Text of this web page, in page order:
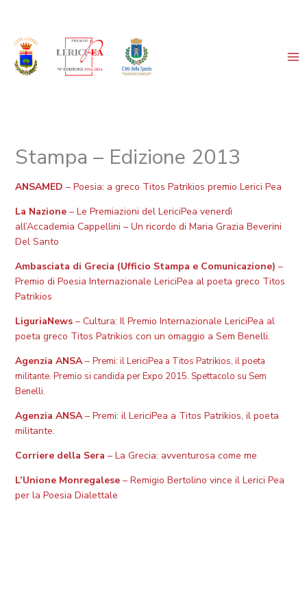
contenuto
Stampa – Edizione 2013
ANSAMED – Poesia: a greco Titos Patrikios premio Lerici Pea
La Nazione– Le Premiazioni del LericiPea venerdì
all’Accademia Cappellini – Un ricordo di Maria Grazia Beverini
Del Santo
Ambasciata di Grecia (Ufficio Stampa e Comunicazione) –
Premio di Poesia Internazionale LericiPea al poeta greco Titos
Patrikios
LiguriaNews– Cultura: Il Premio Internazionale LericiPea al
poeta greco Titos Patrikios con un omaggio a Sem Benelli.
Agenzia ANSA– Premi: il LericiPea a Titos Patrikios, il poeta
militante. Premio si candida per Expo 2015. Spettacolo su Sem
Benelli.
Agenzia ANSA– Premi: il LericiPea a Titos Patrikios, il poeta
militante.
Corriere della Sera – La Grecia: avventurosa come me
L’Unione Monregalese– Remigio Bertolino vince il Lerici Pea
per la Poesia Dialettale